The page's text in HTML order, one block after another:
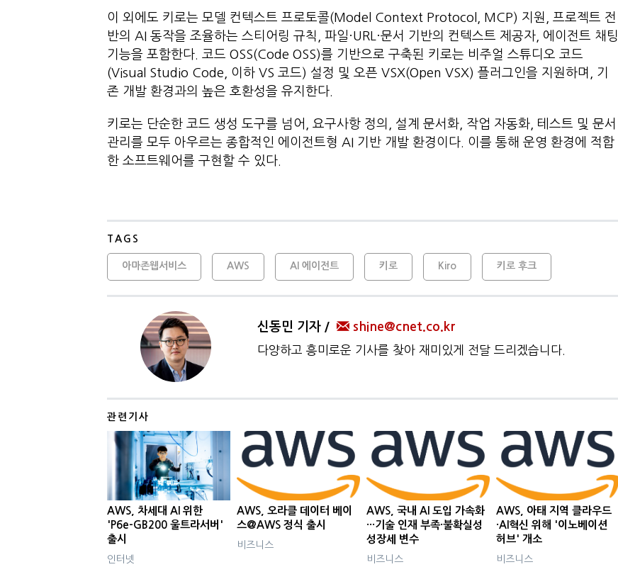
이 외에도 키로는 모델 컨텍스트 프로토콜(Model Context Protocol, MCP) 지원, 프로젝트 전
반의 AI 동작을 조율하는 스티어링 규칙, 파일·URL·문서 기반의 컨텍스트 제공자, 에이전트 채팅
기능을 포함한다. 코드 OSS(Code OSS)를 기반으로 구축된 키로는 비주얼 스튜디오 코드
(Visual Studio Code, 이하 VS 코드) 설정 및 오픈 VSX(Open VSX) 플러그인을 지원하며, 기
존 개발 환경과의 높은 호환성을 유지한다.
키로는 단순한 코드 생성 도구를 넘어, 요구사항 정의, 설계 문서화, 작업 자동화, 테스트 및 문서
관리를 모두 아우르는 종합적인 에이전트형 AI 기반 개발 환경이다. 이를 통해 운영 환경에 적합
한 소프트웨어를 구현할 수 있다.
TAGS
아마존웹서비스 AWS AI 에이전트 키로 Kiro 키로 후크
신동민 기자 shine@cnet.co.kr
다양하고 흥미로운 기사를 찾아 재미있게 전달 드리겠습니다.
관련기사
AWS, 차세대 AI 위한
'P6e-GB200 울트라서버'
출시
인터넷
AWS, 오라클 데이터 베이
스@AWS 정식 출시
비즈니스
AWS, 국내 AI 도입 가속화
···기술 인재 부족·불확실성
성장세 변수
비즈니스
AWS, 아태 지역 클라우드
·AI혁신 위해 '이노베이션
허브' 개소
비즈니스